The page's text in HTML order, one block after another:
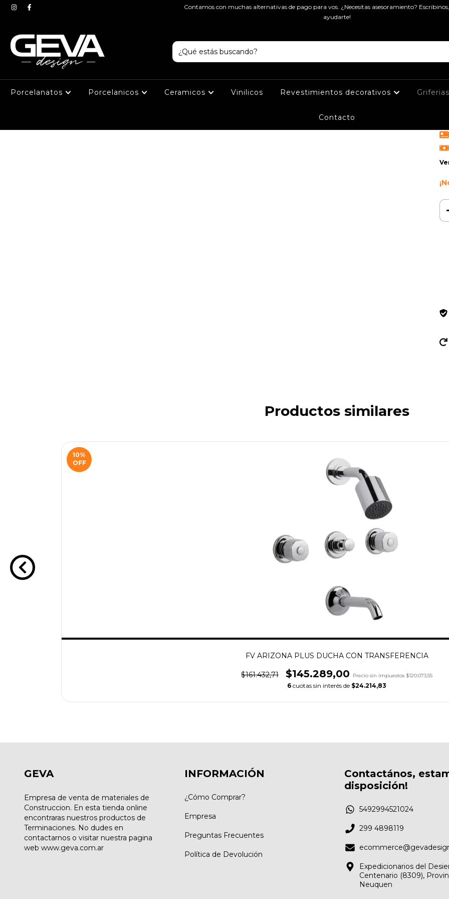
Contamos con muchas alternativas de pago para vos. ¿Necesitas asesoramiento?
ayudarte!
Porcelanatos Porcelanicos Ceramicos Vinilicos Revestimientos decorativos Griferias
Contacto
Productos similares
10%
OFF
FV ARIZONA PLUS DUCHA CON TRANSFERENCIA
$161.432,71 $145.289,00 Precio sin impuestos $120.073,55
6 cuotas sin interés de $24.214,83
GEVA
Empresa de venta de materiales de
Construccion. En esta tienda online
encontraras nuestros productos de
Terminaciones. No dudes en
contactarnos o visitar nuestra pagina
web www.geva.com.ar
INFORMACIÓN
¿Cómo Comprar?
Empresa
Preguntas Frecuentes
Política de Devolución
Contactános,
disposición!
5492994521024
299 4898119
Expedicionarios del
Centenario (8309),
Neuquen